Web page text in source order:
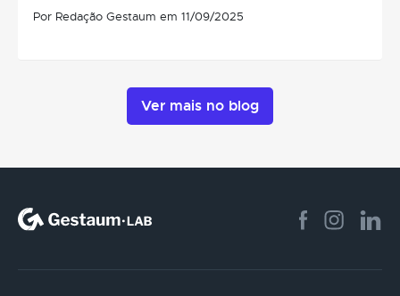
Por Redação Gestaum em 11/09/2025
Ver mais no blog